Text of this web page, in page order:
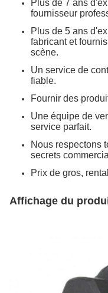
Plus de 7 ans
fournisseur
Plus de 5 ans
fabricant et
scène.
Un service de
fiable.
Fournir des
Une équipe de
service parfait.
Nous respectons
secrets
Prix de gros,
Affichage du